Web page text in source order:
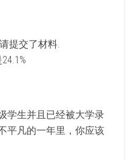
提交了材料.
学生并且已经被大学录
平凡的一年里，你应该